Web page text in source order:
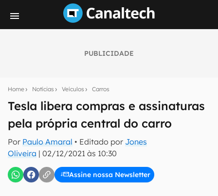
PUBLICIDADE
Home Notícias Veículos Carros
Tesla libera compras e assinaturas
pela própria central do carro
Por Paulo Amaral • Editado por Jones
Oliveira | 02/12/2021 às 10:30
Assine nossa Newsletter
notícias e reviews sobre tecnologia em primeira
mão.
E-mail